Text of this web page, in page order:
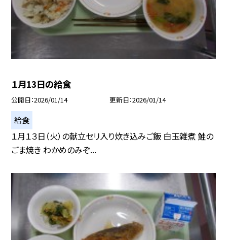
１月13日の給食
公開日 2026/01/14 更新日 2026/01/14
給食
１月１３日（火）の献立セリ入り炊き込みご飯 白玉雑煮 鮭の
ごま焼き わかめのみぞ...